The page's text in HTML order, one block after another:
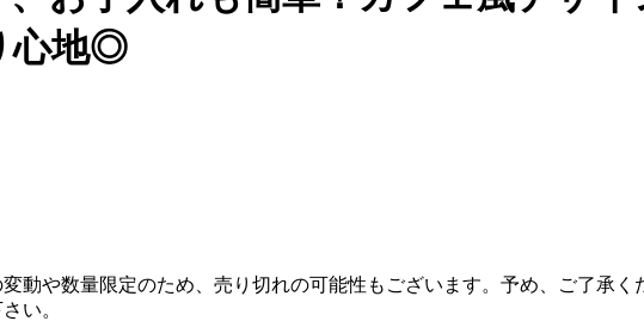
心地◎
動や数量限定のため、売り切れの可能性もございます。予め、ご了承く
い。